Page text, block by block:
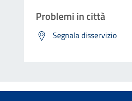
Problemi in città
Segnala disservizio